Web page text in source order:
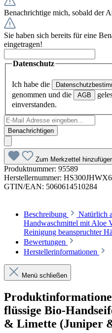
Benachrichtige mich, sobald der
Sie haben sich bereits für eine
eingetragen!
Datenschutz
Ich habe die
genommen und die
AGB
einverstanden.
Benachrichtigen
Zum Merkzettel
Produktnummer: 95589
Herstellernummer: HS300JHWX6
GTIN/EAN: 5060614510284
Beschreibung
Natürlich
Handwaschmittel mit Aloe
Reinigung beanspruchter
Bewertungen
Herstellerinformationen
Menü schließen
flüssige Bio-
& Limette (Juniper